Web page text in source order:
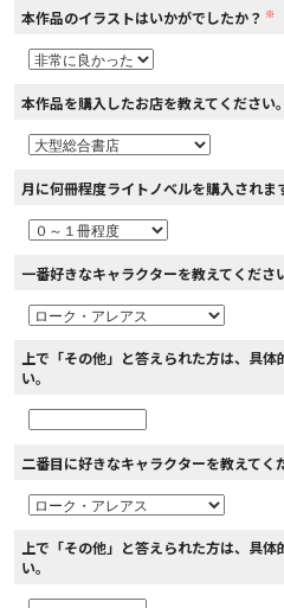
閉じる
本作品のイラストはいかがでしたか？ ※
本作品を購入したお店を教えてください。
月に何冊程度ライトノベルを購入されま
一番好きなキャラクターを教えてくださ
上で「その他」と答えられた方は、具体
い。
二番目に好きなキャラクターを教えてく
上で「その他」と答えられた方は、具体
い。